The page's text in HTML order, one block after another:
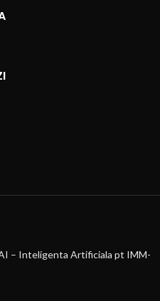
– Inteligenta Artificiala pt IMM-